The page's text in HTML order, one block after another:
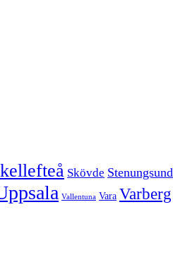
Skövde Stenungsund
Vallentuna Vara Varberg